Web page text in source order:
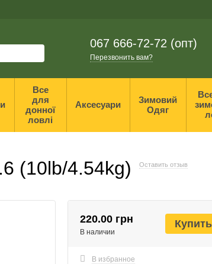
067 666-72-72 (опт)
Перезвонить вам?
Все
для
донної
ловлі
Аксесуари
Зимовий
Одяг
(10lb/4.54kg) Оставить отзыв
220.00 грн
В наличии
Купить
В избранное